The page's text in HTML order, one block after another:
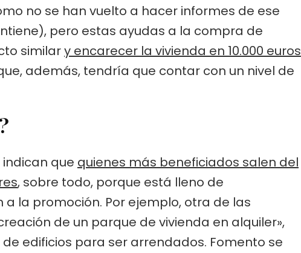
no se han vuelto a hacer informes de ese
pero estas ayudas a la compra de
similary encarecer la vivienda en 10.000 euros
además, tendría que contar con un nivel de
que quienes más beneficiados salen del
, sobre todo, porque está lleno de
la promoción. Por ejemplo, otra de las
de un parque de vivienda en alquiler»,
edificios para ser arrendados. Fomento se